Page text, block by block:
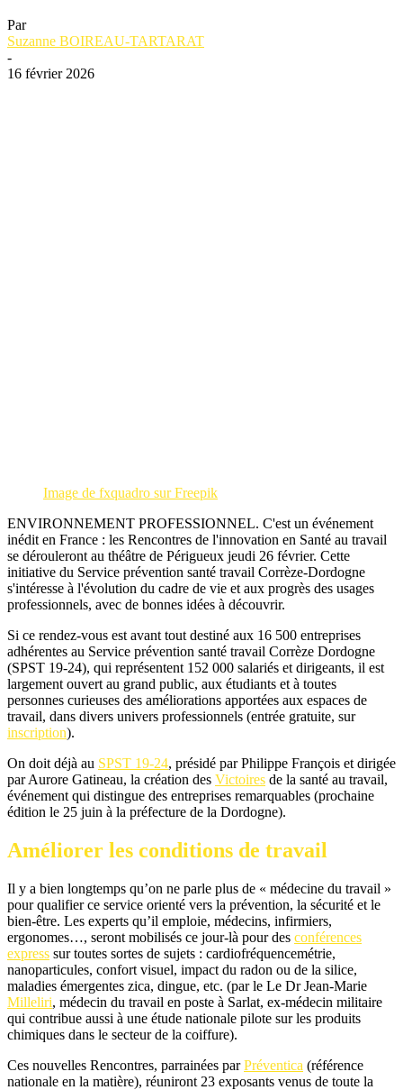
Par
Suzanne BOIREAU-TARTARAT
-
16 février 2026
Image de fxquadro sur Freepik
ENVIRONNEMENT PROFESSIONNEL. C'est un événement
inédit en France : les Rencontres de l'innovation en Santé au travail
se dérouleront au théâtre de Périgueux jeudi 26 février. Cette
initiative du Service prévention santé travail Corrèze-Dordogne
s'intéresse à l'évolution du cadre de vie et aux progrès des usages
professionnels, avec de bonnes idées à découvrir.
Si ce rendez-vous est avant tout destiné aux 16 500 entreprises
adhérentes au Service prévention santé travail Corrèze Dordogne
(SPST 19-24), qui représentent 152 000 salariés et dirigeants, il est
largement ouvert au grand public, aux étudiants et à toutes
personnes curieuses des améliorations apportées aux espaces de
travail, dans divers univers professionnels (entrée gratuite, sur
inscription).
On doit déjà au SPST 19-24, présidé par Philippe François et dirigée
par Aurore Gatineau, la création des Victoires de la santé au travail,
événement qui distingue des entreprises remarquables (prochaine
édition le 25 juin à la préfecture de la Dordogne).
Améliorer les conditions de travail
Il y a bien longtemps qu’on ne parle plus de « médecine du travail »
pour qualifier ce service orienté vers la prévention, la sécurité et le
bien-être. Les experts qu’il emploie, médecins, infirmiers,
ergonomes…, seront mobilisés ce jour-là pour des conférences
express sur toutes sortes de sujets : cardiofréquencemétrie,
nanoparticules, confort visuel, impact du radon ou de la silice,
maladies émergentes zica, dingue, etc. (par le Le Dr Jean-Marie
Milleliri, médecin du travail en poste à Sarlat, ex-médecin militaire
qui contribue aussi à une étude nationale pilote sur les produits
chimiques dans le secteur de la coiffure).
Ces nouvelles Rencontres, parrainées parPréventica (référence
nationale en la matière), réuniront 23 exposants venus de toute la